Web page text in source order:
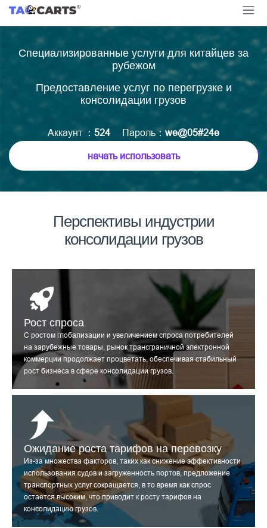
Специализированные услуги для китайцев за
рубежом
Предоставление услуг по перегрузке и
консолидации грузов
Аккаунт ： 524 Пароль：we@05#24e
начать использовать
Перспективы индустрии
консолидации грузов
Рост спроса
С ростом глобализации и увеличением спроса потребителей
на зарубежные товары, рынок трансграничной электронной
коммерции продолжает процветать, обеспечивая стабильный
рост бизнеса в сфере консолидации грузов.
Ожидание роста тарифов на перевозку
Из-за множества факторов, таких как снижение эффективности
использования судов и загруженность портов, предложение
транспортных услуг сокращается, в то время как спрос
остается высоким, что приводит к росту тарифов на
консолидацию грузов.